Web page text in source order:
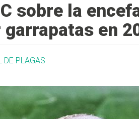
sobre la
en
DE PLAGAS